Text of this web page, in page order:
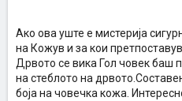
Ако ова уште е мистерија
на Кожув и за кои
Дрвото се вика Гол човек баш
на стеблото на
боја на човечка кожа.